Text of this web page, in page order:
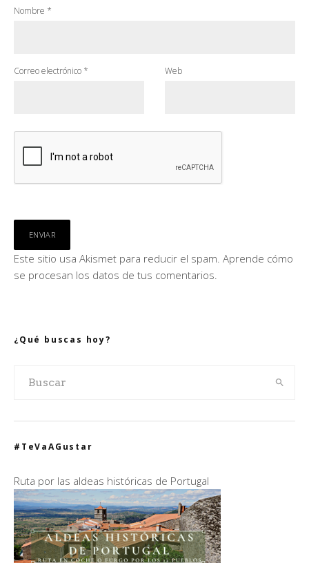
Nombre *
Correo electrónico * Web
Este sitio usa Akismet para reducir el spam. Aprende cómo
se procesan los datos de tus comentarios.
¿Qué buscas hoy?
#TeVaAGustar
Ruta por las aldeas históricas de Portugal